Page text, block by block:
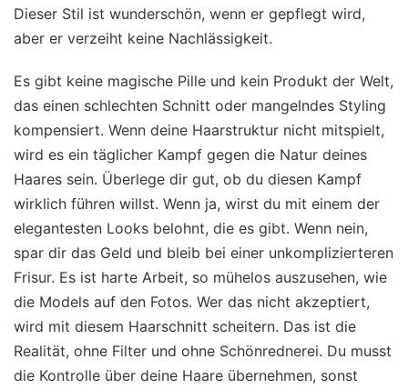
Dieser Stil ist wunderschön, wenn er gepflegt wird,
aber er verzeiht keine Nachlässigkeit.
Es gibt keine magische Pille und kein Produkt der Welt,
das einen schlechten Schnitt oder mangelndes Styling
kompensiert. Wenn deine Haarstruktur nicht mitspielt,
wird es ein täglicher Kampf gegen die Natur deines
Haares sein. Überlege dir gut, ob du diesen Kampf
wirklich führen willst. Wenn ja, wirst du mit einem der
elegantesten Looks belohnt, die es gibt. Wenn nein,
spar dir das Geld und bleib bei einer unkomplizierteren
Frisur. Es ist harte Arbeit, so mühelos auszusehen, wie
die Models auf den Fotos. Wer das nicht akzeptiert,
wird mit diesem Haarschnitt scheitern. Das ist die
Realität, ohne Filter und ohne Schönrednerei. Du musst
die Kontrolle über deine Haare übernehmen, sonst